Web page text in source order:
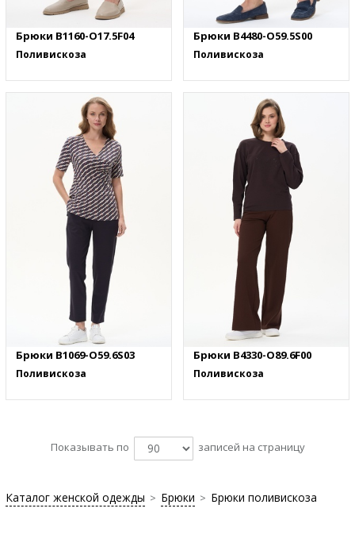
Брюки B1160-O17.5F04
Поливискоза
Брюки B4480-O59.5S00
Поливискоза
Брюки B1069-O59.6S03
Поливискоза
Брюки B4330-O89.6F00
Поливискоза
Показывать по записей на страницу
Каталог женской одежды > Брюки > Брюки поливискоза